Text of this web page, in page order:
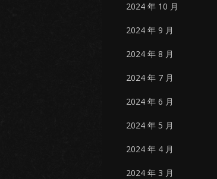
2024 年 10 月
2024 年 9 月
2024 年 8 月
2024 年 7 月
2024 年 6 月
2024 年 5 月
2024 年 4 月
2024 年 3 月